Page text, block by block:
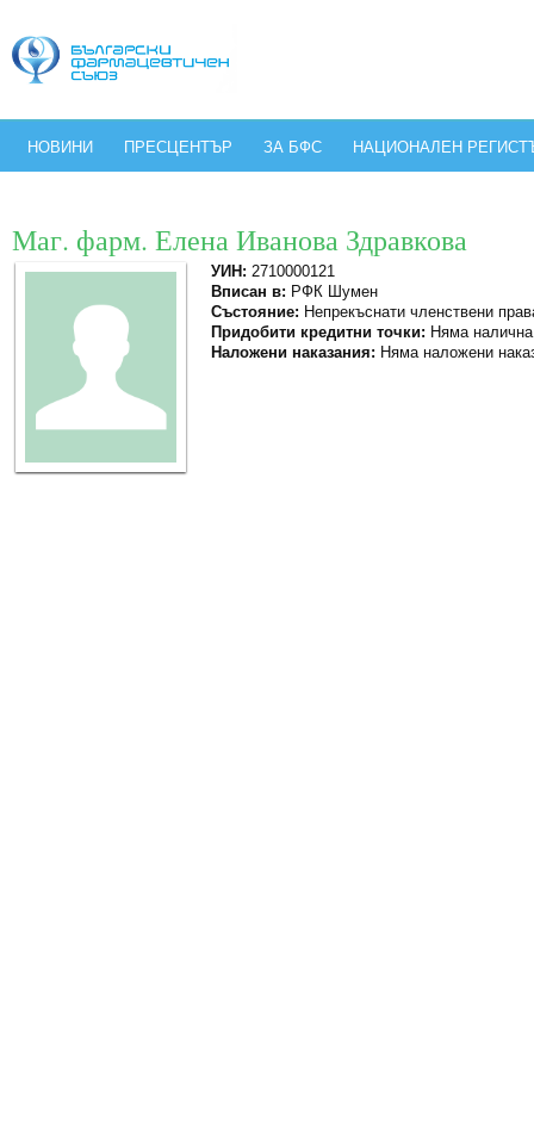
НОВИНИ ПРЕСЦЕНТЪР ЗА БФС НАЦИОНАЛЕН
Маг. фарм. Елена Иванова Здравкова
УИН: 2710000121
Вписан в: РФК Шумен
Състояние: Непрекъснати членствени
Придобити кредитни точки: Няма
Наложени наказания: Няма наложени